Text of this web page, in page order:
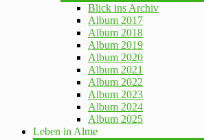
Blick ins Archiv
Album 2017
Album 2018
Album 2019
Album 2020
Album 2021
Album 2022
Album 2023
Album 2024
Album 2025
Leben in Alme